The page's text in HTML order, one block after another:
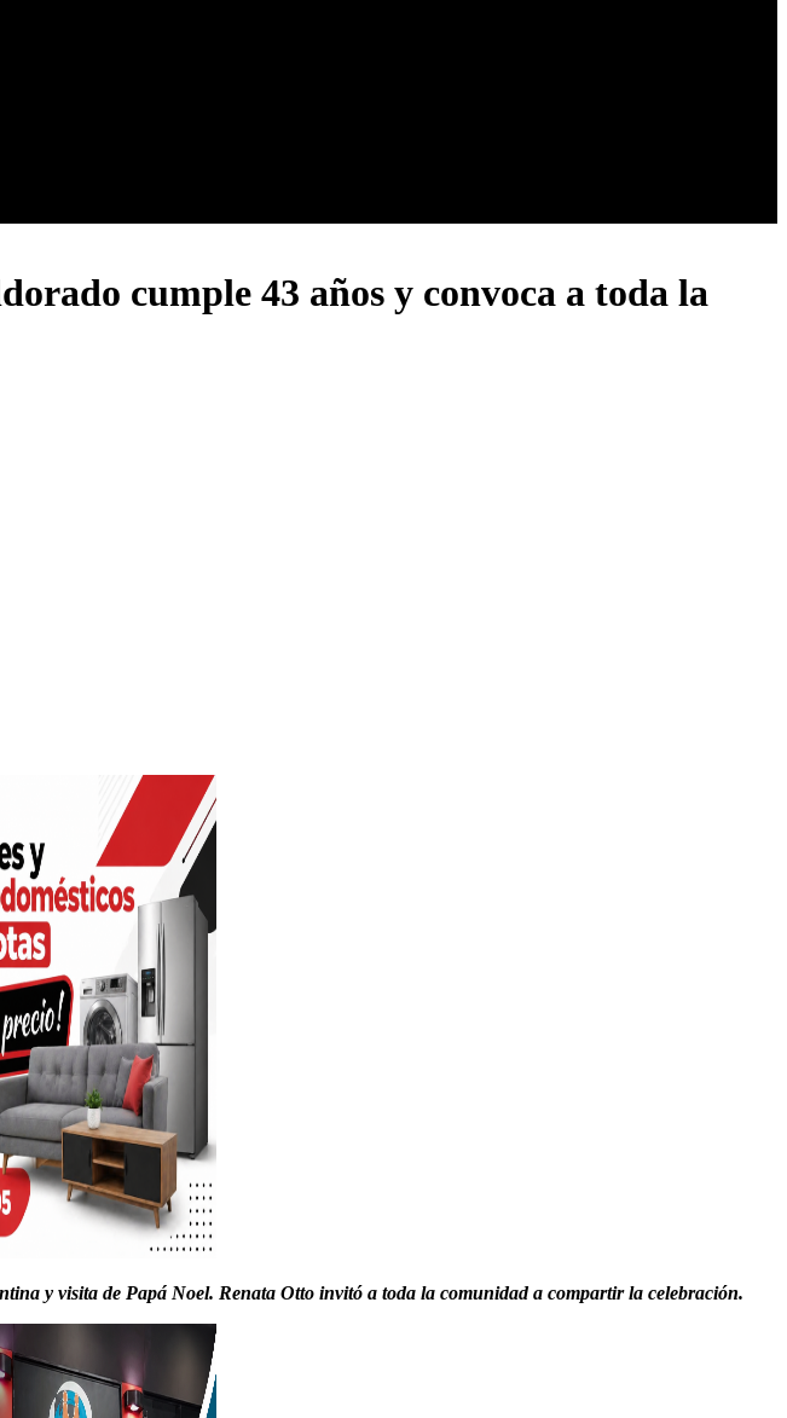
cumple 43 años y convoca a toda la
y visi­ta de Papá Noel. Rena­ta Otto invitó a toda la comu­nidad a com­par­tir la cel­e­bración.